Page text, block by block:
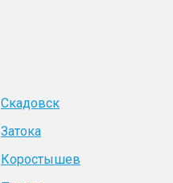
Скадовск
Затока
Коростышев